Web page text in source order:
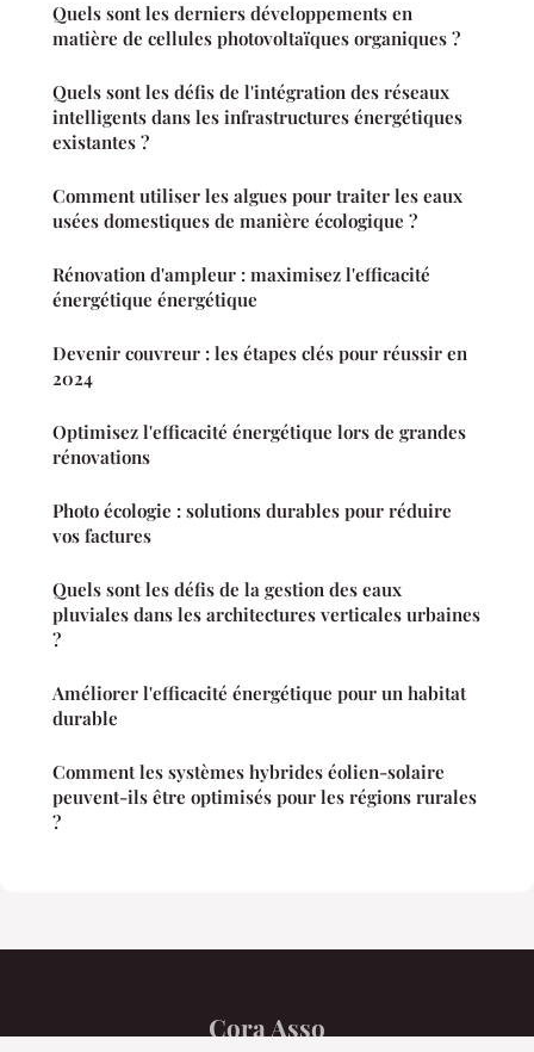
Quels sont les derniers développements en
matière de cellules photovoltaïques organiques ?
Quels sont les défis de l'intégration des réseaux
intelligents dans les infrastructures énergétiques
existantes ?
Comment utiliser les algues pour traiter les eaux
usées domestiques de manière écologique ?
Rénovation d'ampleur : maximisez l'efficacité
énergétique énergétique
Devenir couvreur : les étapes clés pour réussir en
2024
Optimisez l'efficacité énergétique lors de grandes
rénovations
Photo écologie : solutions durables pour réduire
vos factures
Quels sont les défis de la gestion des eaux
pluviales dans les architectures verticales urbaines
?
Améliorer l'efficacité énergétique pour un habitat
durable
Comment les systèmes hybrides éolien-solaire
peuvent-ils être optimisés pour les régions rurales
?
Cora Asso